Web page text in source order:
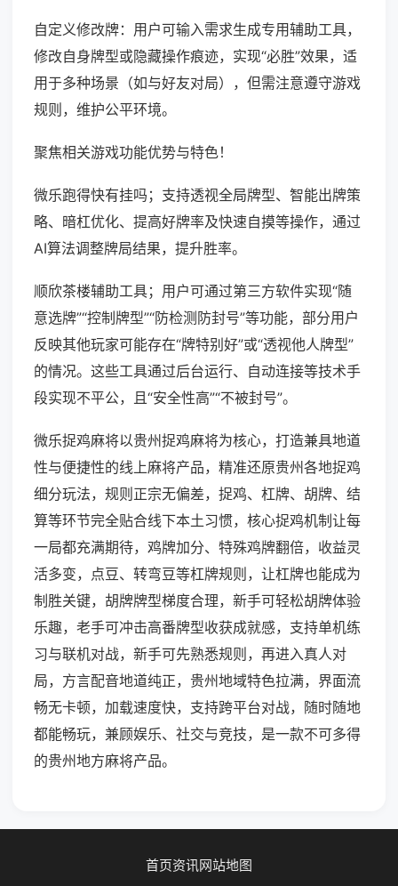
自定义修改牌：用户可输入需求生成专用辅助工具，
修改自身牌型或隐藏操作痕迹，实现“必胜”效果，适
用于多种场景（如与好友对局），但需注意遵守游戏
规则，维护公平环境。
聚焦相关游戏功能优势与特色！
微乐跑得快有挂吗；支持透视全局牌型、智能出牌策
略、暗杠优化、提高好牌率及快速自摸等操作，通过
AI算法调整牌局结果，提升胜率。
顺欣茶楼辅助工具；用户可通过第三方软件实现“随
意选牌”“控制牌型”“防检测防封号”等功能，部分用户
反映其他玩家可能存在“牌特别好”或“透视他人牌型”
的情况。这些工具通过后台运行、自动连接等技术手
段实现不平公，且“安全性高”“不被封号”。
微乐捉鸡麻将以贵州捉鸡麻将为核心，打造兼具地道
性与便捷性的线上麻将产品，精准还原贵州各地捉鸡
细分玩法，规则正宗无偏差，捉鸡、杠牌、胡牌、结
算等环节完全贴合线下本土习惯，核心捉鸡机制让每
一局都充满期待，鸡牌加分、特殊鸡牌翻倍，收益灵
活多变，点豆、转弯豆等杠牌规则，让杠牌也能成为
制胜关键，胡牌牌型梯度合理，新手可轻松胡牌体验
乐趣，老手可冲击高番牌型收获成就感，支持单机练
习与联机对战，新手可先熟悉规则，再进入真人对
局，方言配音地道纯正，贵州地域特色拉满，界面流
畅无卡顿，加载速度快，支持跨平台对战，随时随地
都能畅玩，兼顾娱乐、社交与竞技，是一款不可多得
的贵州地方麻将产品。
首页资讯网站地图